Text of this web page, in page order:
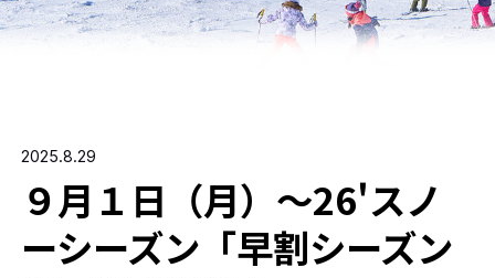
2025.8.29
９月１日（月）～26'スノ
ーシーズン「早割シーズン
無料シャトルバス
お客様へのお願い
宿泊・温泉・観光施設
Green Season